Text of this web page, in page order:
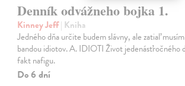
Denník odvážneho bojka 1.
Kinney Jeff| Kniha
Jedného dňa určite budem slávny, ale zatiaľ
bandou idiotov. A. IDIOTI Život jedenásťročného
fakt nafigu.
Do 6 dní